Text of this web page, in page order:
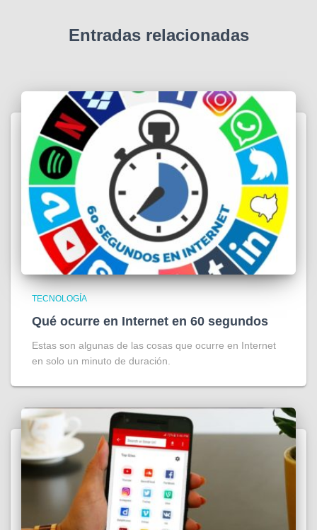
Entradas relacionadas
TECNOLOGÍA
Qué ocurre en Internet en 60 segundos
Estas son algunas de las cosas que ocurre en Internet
en solo un minuto de duración.